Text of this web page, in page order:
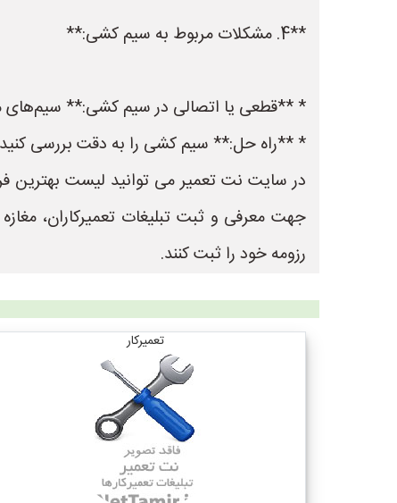
**4. مشکلات مربوط به سیم کشی:**
* **قطعی یا اتصالی در سیم کشی:** سیم‌های
* **راه حل:** سیم کشی را به دقت بررسی
جهت معرفی و ثبت تبلیغات تعمیرکاران،
رزومه خود را ثبت کنند.
تعمیرکار